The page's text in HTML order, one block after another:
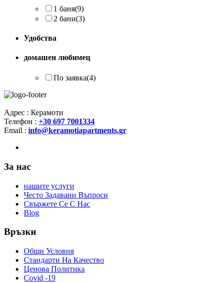
1 баня(9)
2 бани(3)
Удобства
домашен любимец
По заявка(4)
Адрес : Керамоти
Телефон : +30 697 7001334
Email : info@keramotiapartments.gr
За нас
нашите услуги
Често Задавани Въпроси
Свържете Се С Нас
Blog
Връзки
Общи Условия
Стандарти На Качество
Ценова Политика
Covid -19